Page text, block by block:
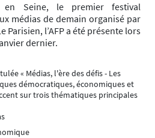
en Seine, le premier festival
médias de demain organisé par
Parisien, l’AFP a été présente lors
dernier.
« Médias, l'ère des défis - Les
démocratiques, économiques et
sur trois thématiques principales